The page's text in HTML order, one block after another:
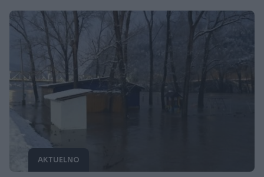
AKTUELNO